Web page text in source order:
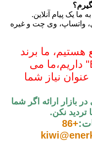
واتساپ، وی چت و غیره
ما برند
ما می
نیاز شما
بازار ارائه اگر شما
ترديد نکن.
+86